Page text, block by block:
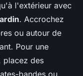
l'extérieur avec
. Accrochez
ou autour de
Pour une
placez des